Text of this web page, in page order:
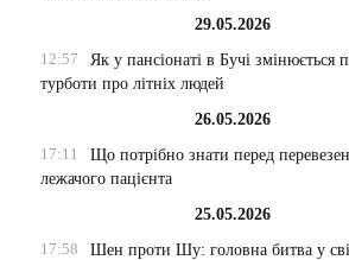
29.05.2026
12:57
Як у пансіонаті в Бучі змінюється
турботи про літніх людей
26.05.2026
17:11
Що потрібно знати перед
лежачого пацієнта
25.05.2026
17:58
Шен проти Шу: головна битва у